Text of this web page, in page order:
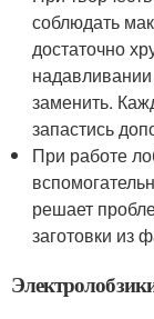
соблюдать
достаточно
заменить.
запастись
При работе
решает
заготовки из